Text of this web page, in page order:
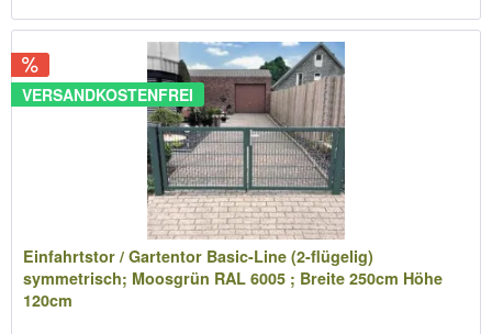
VERSANDKOSTENFREI
Einfahrtstor / Gartentor Basic-Line (2-flügelig)
symmetrisch; Moosgrün RAL 6005 ; Breite 250cm Höhe
120cm